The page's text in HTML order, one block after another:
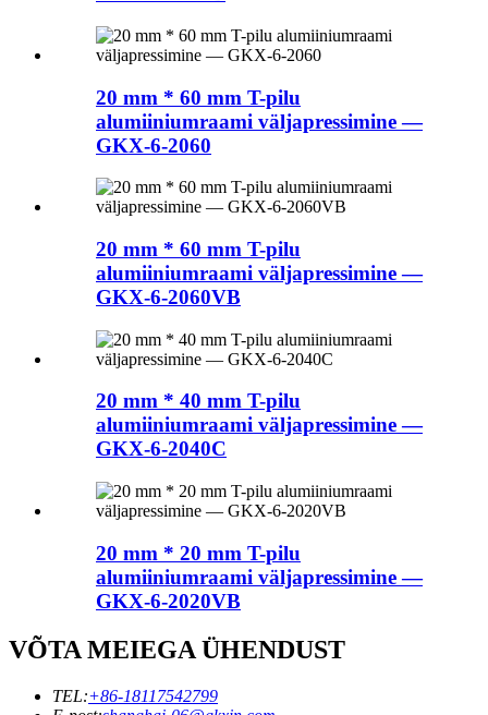
20 mm * 60 mm T-pilu
alumiiniumraami väljapressimine —
GKX-6-2060
20 mm * 60 mm T-pilu
alumiiniumraami väljapressimine —
GKX-6-2060VB
20 mm * 40 mm T-pilu
alumiiniumraami väljapressimine —
GKX-6-2040C
20 mm * 20 mm T-pilu
alumiiniumraami väljapressimine —
GKX-6-2020VB
VÕTA MEIEGA ÜHENDUST
TEL:+86-18117542799